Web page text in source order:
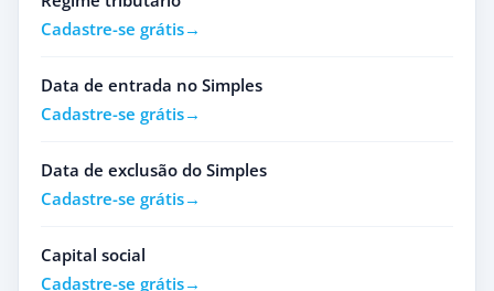
Cadastre-se grátis
Data de entrada no Simples
Cadastre-se grátis
Data de exclusão do Simples
Cadastre-se grátis
Capital social
Cadastre-se grátis